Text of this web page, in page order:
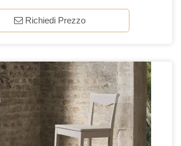
Richiedi Prezzo